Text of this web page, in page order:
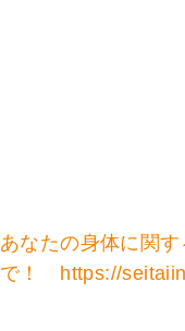
あなたの身体に関
で！ https://